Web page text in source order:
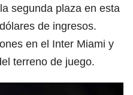
segunda plaza en esta
de ingresos.
en el Inter Miami y
terreno de juego.